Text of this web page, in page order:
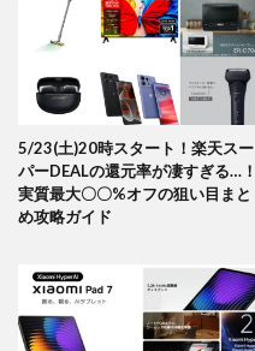
5/23(土)20時スタート！楽天スー
パーDEALの還元率が凄すぎる…！
実質最大〇〇%オフの狙い目まと
め攻略ガイド